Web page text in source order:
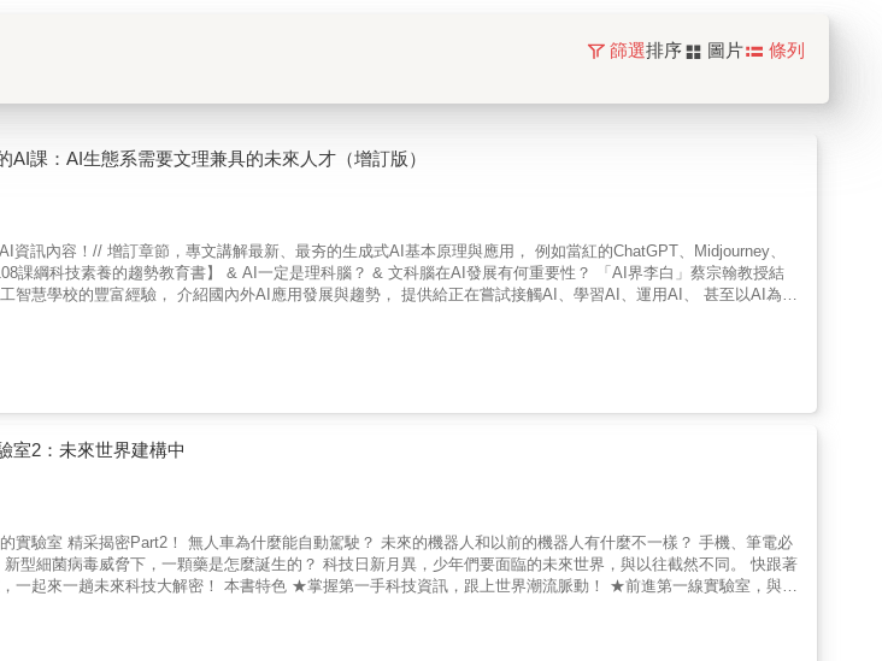
篩選排序 圖片 條列
AI課：AI生態系需要文理兼具的未來人才（增訂版）
資訊內容！// 增訂章節，專文講解最新、最夯的生成式AI基本原理與應用， 例如當紅的ChatGPT、Midjourney、
課綱科技素養的趨勢教育書】 & AI一定是理科腦？ & 文科腦在AI發展有何重要性？ 「AI界李白」蔡宗翰教授結
智慧學校的豐富經驗， 介紹國內外AI應用發展與趨勢， 提供給正在嘗試接觸AI、學習AI、運用AI、 甚至以AI為志
臺灣大學電機工程學系教授 葉丙成 & 108課綱的核心精神是「終身學習」，本書對應108課綱精神，超前佈署，
同學們一起培育AI核心素養！&mdash;&mdash; 輔仁大學中國文學系副教授 劉雅芬 & 【內容簡介】 & AI沒有辦
工作。 但別擔心，你可以先建立AI的核心素養！ & AI雖是顯學，卻又讓人望而生畏， 誰不必擔心被AI淘汰？誰可
團隊力！ AI會越來越跨領域，既包羅萬象，就會需要各種不同的人才。 不管是文科生、理科生，都可以學習AI、
】 & 第ㄧ部分：認識「生成式AI」的原理，從中學習AI 的發展與技術。 第二部分：對應108課綱精神，超前布
目與解題、如何與團隊協同合作？ 第三部分：培養以「AI思維看世界」的能力，逐步建立AI專家的素養、提供進
資訊】 無注音，適合12歲以上＆老師、家長閱讀 教育議題分類：科技教育、資訊教育 學習領域分類：科技 &
室2：未來世界建構中
★掌握第一手科技資訊，跟上世界潮流脈動！ ★前進第一線實驗室，與臺
一，不只希望孩子熟悉使用各項新科技，也注重動手作、動腦想的科學能力，更重要的是，培養科學思維與科技素